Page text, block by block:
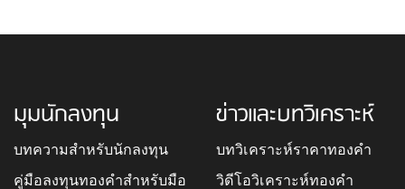
มุมนักลงทุน
บทความสำหรับนักลงทุน
คู่มือลงทุนทองคำสำหรับมือ
ข่าวและบทวิเคราะห์
บทวิเคราะห์ราคาทองคำ
วิดีโอวิเคราะห์ทองคำ